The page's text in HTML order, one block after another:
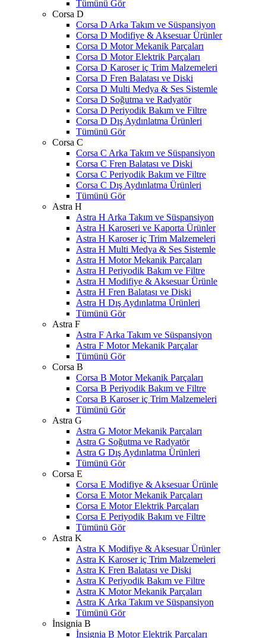
Tümünü Gör
Corsa D
Corsa D Arka Takım ve Süspansiyon
Corsa D Modifiye & Aksesuar Ürünler
Corsa D Motor Mekanik Parçaları
Corsa D Motor Elektrik Parçaları
Corsa D Karoser iç Trim Malzemeleri
Corsa D Fren Balatası ve Diski
Corsa D Multi Medya & Ses Sistemle
Corsa D Soğutma ve Radyatör
Corsa D Periyodik Bakım ve Filtre
Corsa D Dış Aydınlatma Ürünleri
Tümünü Gör
Corsa C
Corsa C Arka Takım ve Süspansiyon
Corsa C Fren Balatası ve Diski
Corsa C Periyodik Bakım ve Filtre
Corsa C Dış Aydınlatma Ürünleri
Tümünü Gör
Astra H
Astra H Arka Takım ve Süspansiyon
Astra H Karoseri ve Kaporta Ürünler
Astra H Karoser iç Trim Malzemeleri
Astra H Multi Medya & Ses Sistemle
Astra H Motor Mekanik Parçaları
Astra H Periyodik Bakım ve Filtre
Astra H Modifiye & Aksesuar Ürünle
Astra H Fren Balatası ve Diski
Astra H Dış Aydınlatma Ürünleri
Tümünü Gör
Astra F
Astra F Arka Takım ve Süspansiyon
Astra F Motor Mekanik Parçalar
Tümünü Gör
Corsa B
Corsa B Motor Mekanik Parçaları
Corsa B Periyodik Bakım ve Filtre
Corsa B Karoser iç Trim Malzemeleri
Tümünü Gör
Astra G
Astra G Motor Mekanik Parçaları
Astra G Soğutma ve Radyatör
Astra G Dış Aydınlatma Ürünleri
Tümünü Gör
Corsa E
Corsa E Modifiye & Aksesuar Ürünle
Corsa E Motor Mekanik Parçaları
Corsa E Motor Elektrik Parçaları
Corsa E Periyodik Bakım ve Filtre
Tümünü Gör
Astra K
Astra K Modifiye & Aksesuar Ürünler
Astra K Karoser iç Trim Malzemeleri
Astra K Fren Balatası ve Diski
Astra K Periyodik Bakım ve Filtre
Astra K Motor Mekanik Parçaları
Astra K Arka Takım ve Süspansiyon
Tümünü Gör
İnsignia B
İnsignia B Motor Elektrik Parçaları